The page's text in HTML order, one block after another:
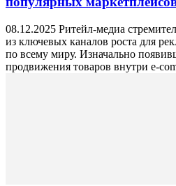
08.12.2025 Ритейл-медиа
из ключевых каналов роста для
по всему миру. Изначально
продвижения товаров внутри e-